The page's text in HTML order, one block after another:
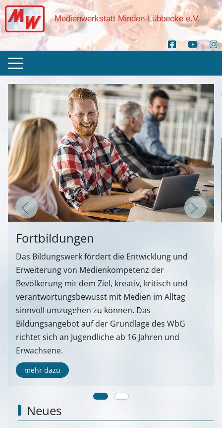
Medienwerkstatt Minden-Lübbecke e.V.
Fortbildungen
Das Bildungswerk fördert die Entwicklung und
Erweiterung von Medienkompetenz der
Bevölkerung mit dem Ziel, kreativ, kritisch und
verantwortungsbewusst mit Medien im Alltag
sinnvoll umzugehen zu können. Das
Bildungsangebot auf der Grundlage des WbG
richtet sich an Jugendliche ab 16 Jahren und
Erwachsene.
mehr dazu
Neues